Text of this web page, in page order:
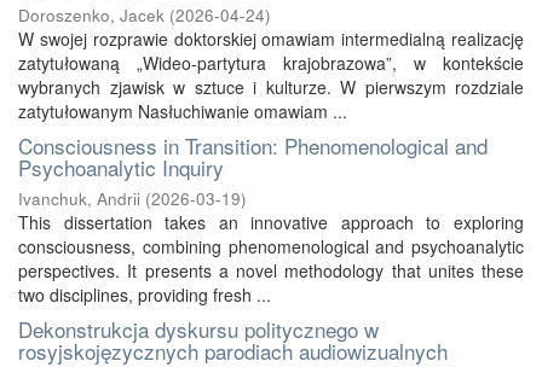
Doroszenko, Jacek (2026-04-24)
W swojej rozprawie doktorskiej omawiam intermedialną realizację
zatytułowaną „Wideo-partytura krajobrazowa”, w kontekście
wybranych zjawisk w sztuce i kulturze. W pierwszym rozdziale
zatytułowanym Nasłuchiwanie omawiam ...
Consciousness in Transition: Phenomenological and
Psychoanalytic Inquiry
Ivanchuk, Andrii (2026-03-19)
This dissertation takes an innovative approach to exploring
consciousness, combining phenomenological and psychoanalytic
perspectives. It presents a novel methodology that unites these
two disciplines, providing fresh ...
Dekonstrukcja dyskursu politycznego w
rosyjskojęzycznych parodiach audiowizualnych